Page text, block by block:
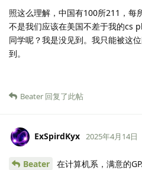
照这么理解，中国有100所211，每
不是我们应该在美国不差于我的cs
同学呢？我是没见到。我只能被这
到。
Beater 回复了此帖
ExSpirdKyx 2025年4月14日
Beater
在计算机系，满意的